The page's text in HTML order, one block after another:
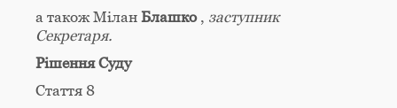
а також Мілан Блашко, заступник
Секретаря.
Рішення Суду
Стаття 8